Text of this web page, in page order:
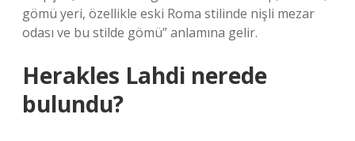
gömü yeri, özellikle eski Roma stilinde nişli mezar
odası ve bu stilde gömü” anlamına gelir.
Herakles Lahdi nerede
bulundu?